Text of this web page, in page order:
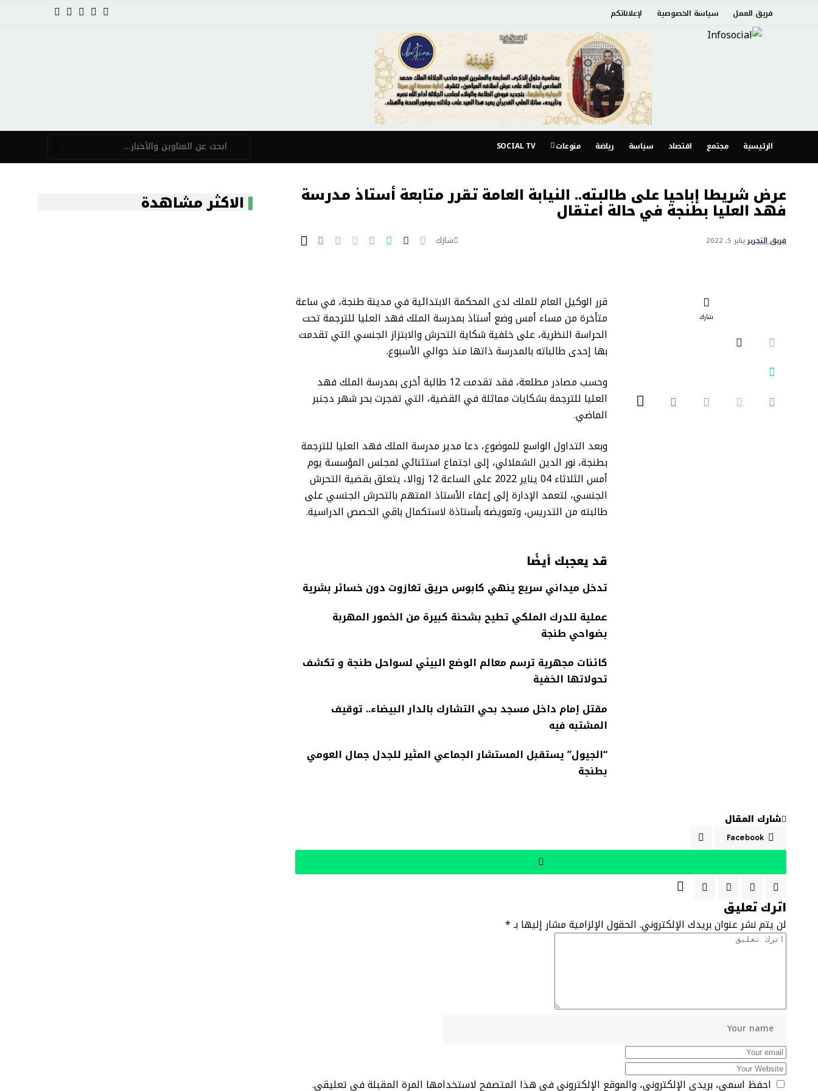
فريق العمل سياسة الخصوصية لإعلاناتكم
الرئيسية مجتمع اقتصاد سياسة رياضة منوعات SOCIAL TV
عرض شريطا إباحيا على طالبته.. النيابة العامة تقرر متابعة أستاذ مدرسة
فهد العليا بطنجة في حالة اعتقال
فريق التحرير يناير 5, 2022 شارك
شارك
قرر الوكيل العام للملك لدى المحكمة الابتدائية في مدينة طنجة، في ساعة
متأخرة من مساء أمس وضع أستاذ بمدرسة الملك فهد العليا للترجمة تحت
الحراسة النظرية، على خلفية شكاية التحرش والابتزاز الجنسي التي تقدمت
بها إحدى طالباته بالمدرسة ذاتها منذ حوالي الأسبوع.
وحسب مصادر مطلعة، فقد تقدمت 12 طالبة أخرى بمدرسة الملك فهد
العليا للترجمة بشكايات مماثلة في القضية، التي تفجرت بحر شهر دجنبر
الماضي.
وبعد التداول الواسع للموضوع، دعا مدير مدرسة الملك فهد العليا للترجمة
بطنجة، نور الدين الشملالي، إلى اجتماع استثنائي لمجلس المؤسسة يوم
أمس الثلاثاء 04 يناير 2022 على الساعة 12 زوالا، يتعلق بقضية التحرش
الجنسي، لتعمد الإدارة إلى إعفاء الأستاذ المتهم بالتحرش الجنسي على
طالبته من التدريس، وتعويضه بأستاذة لاستكمال باقي الحصص الدراسية.
قد يعجبك أيضًا
تدخل ميداني سريع ينهي كابوس حريق تغازوت دون خسائر بشرية
عملية للدرك الملكي تطيح بشحنة كبيرة من الخمور المهربة
بضواحي طنجة
كائنات مجهرية ترسم معالم الوضع البيئي لسواحل طنجة و تكشف
تحولاتها الخفية
مقتل إمام داخل مسجد بحي التشارك بالدار البيضاء.. توقيف
المشتبه فيه
“الجيول” يستقبل المستشار الجماعي المثير للجدل جمال العومي
بطنجة
شارك المقال
Facebook
اترك تعليق
لن يتم نشر عنوان بريدك الإلكتروني.الحقول الإلزامية مشار إليها بـ*
احفظ اسمي، بريدي الإلكتروني، والموقع الإلكتروني في هذا المتصفح لاستخدامها المرة المقبلة في تعليقي.
الاكثر مشاهدة